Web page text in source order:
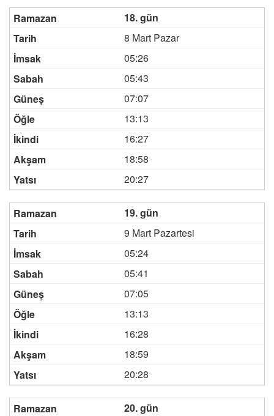
18. gün
8 Mart Pazar
05:26
05:43
07:07
13:13
16:27
18:58
20:27
19. gün
9 Mart Pazartesi
05:24
05:41
07:05
13:13
16:28
18:59
20:28
20. gün